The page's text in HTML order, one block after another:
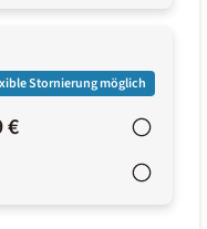
Stornierung möglich
€